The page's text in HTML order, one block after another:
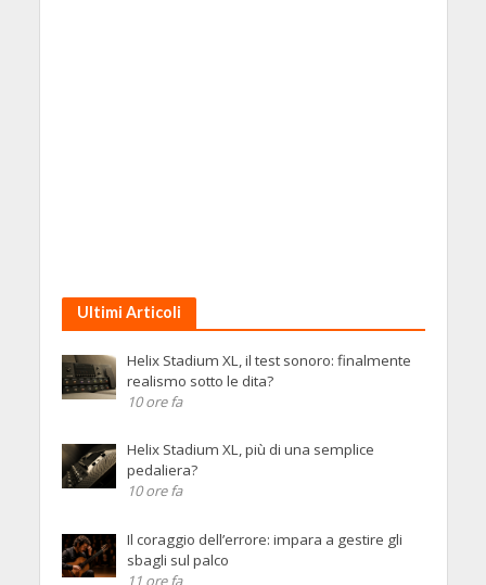
Ultimi Articoli
Helix Stadium XL, il test sonoro: finalmente
realismo sotto le dita?
10 ore fa
Helix Stadium XL, più di una semplice
pedaliera?
10 ore fa
Il coraggio dell’errore: impara a gestire gli
sbagli sul palco
11 ore fa